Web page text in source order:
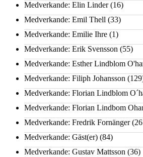
Medverkande: Elin Linder(16)
Medverkande: Emil Thell (33)
Medverkande: Emilie Ihre (1)
Medverkande: Erik Svensson (55)
Medverkande: Esther Lindblom
Medverkande: Filiph Johansson
Medverkande: Florian Lindblom
Medverkande: Florian Lindbom
Medverkande: Fredrik Fornänger
Medverkande: Gäst(er) (84)
Medverkande: Gustav Mattsson (36)